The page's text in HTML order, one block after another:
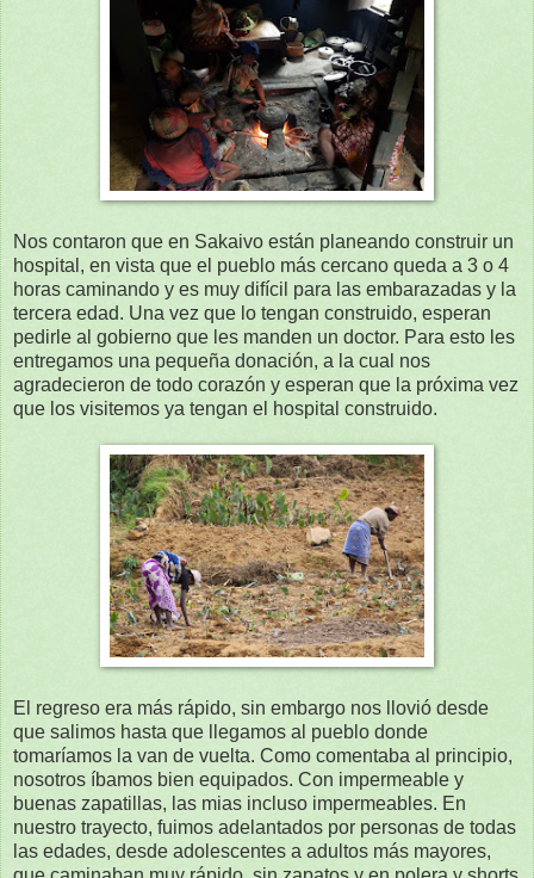
Nos contaron que en Sakaivo están planeando construir un
hospital, en vista que el pueblo más cercano queda a 3 o 4
horas caminando y es muy difícil para las embarazadas y la
tercera edad. Una vez que lo tengan construido, esperan
pedirle al gobierno que les manden un doctor. Para esto les
entregamos una pequeña donación, a la cual nos
agradecieron de todo corazón y esperan que la próxima vez
que los visitemos ya tengan el hospital construido.
El regreso era más rápido, sin embargo nos llovió desde
que salimos hasta que llegamos al pueblo donde
tomaríamos la van de vuelta. Como comentaba al principio,
nosotros íbamos bien equipados. Con impermeable y
buenas zapatillas, las mias incluso impermeables. En
nuestro trayecto, fuimos adelantados por personas de todas
las edades, desde adolescentes a adultos más mayores,